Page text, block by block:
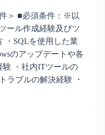
＞ ■必須条件：※以
ール作成経験及びツ
・SQLを使用した業
のアップデートや各
験 ・社内ITツールの
ラブルの解決経験 ・